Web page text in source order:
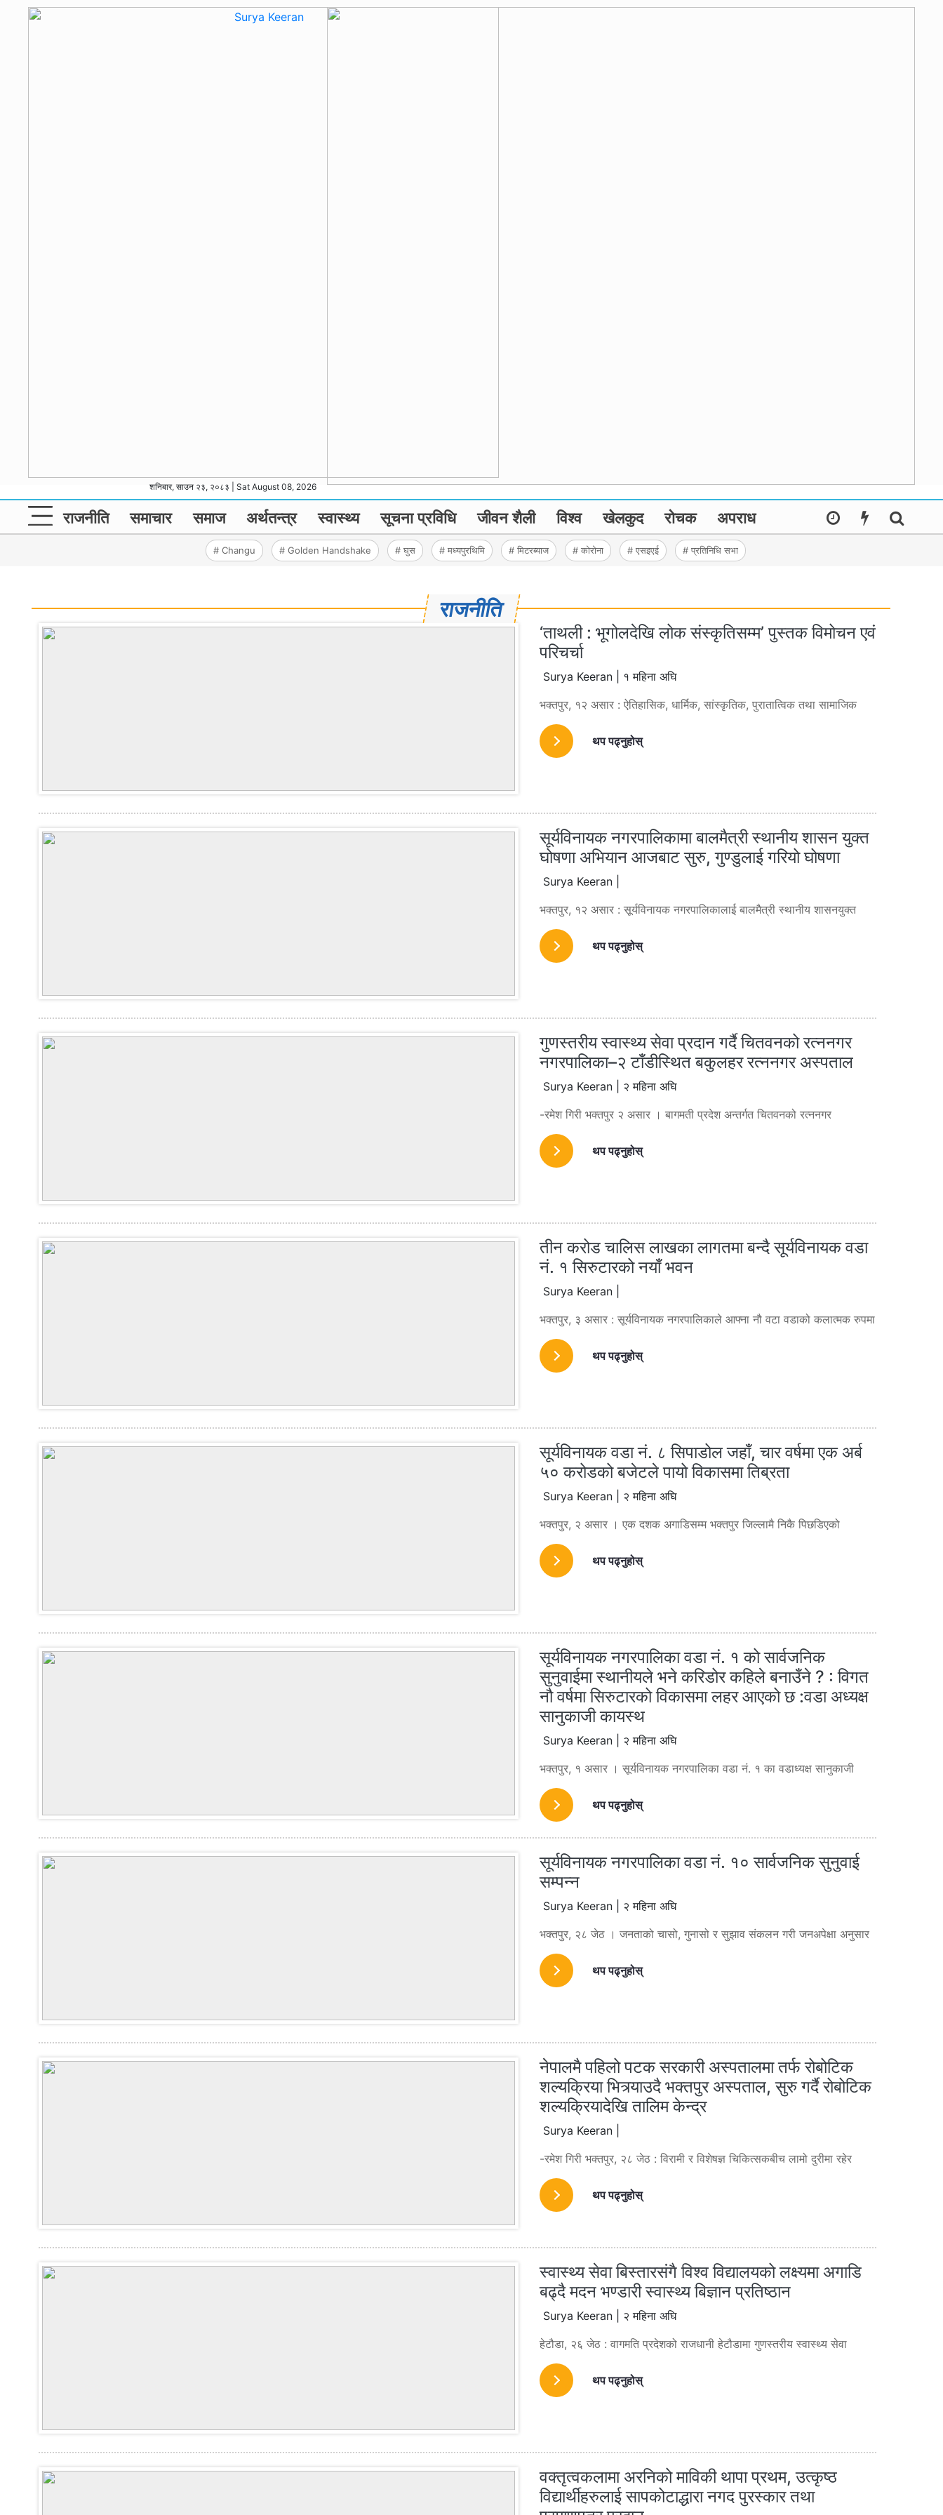
शनिबार, साउन २३, २०८३ | Sat August 08, 2026
राजनीति समाचार समाज अर्थतन्‍त्र स्वास्थ्य सूचना प्रविधि जीवन शैली विश्व खेलकुद रोचक अपराध
# Changu # Golden Handshake # घुस # मध्यपुरथिमि # मिटरब्याज # कोरोना # एसइएई # प्रतिनिधि सभा
राजनीति
‘ताथली : भूगोलदेखि लोक संस्कृतिसम्म’ पुस्तक विमोचन एवं
परिचर्चा
Surya Keeran | १ महिना अघि
भक्तपुर, १२ असार : ऐतिहासिक, धार्मिक, सांस्कृतिक, पुरातात्विक तथा सामाजिक
थप पढ्नुहोस्
सूर्यविनायक नगरपालिकामा बालमैत्री स्थानीय शासन युक्त
घोषणा अभियान आजबाट सुरु, गुण्डुलाई गरियो घोषणा
Surya Keeran |
भक्तपुर, १२ असार : सूर्यविनायक नगरपालिकालाई बालमैत्री स्थानीय शासनयुक्त
थप पढ्नुहोस्
गुणस्तरीय स्वास्थ्य सेवा प्रदान गर्दै चितवनको रत्ननगर
नगरपालिका–२ टाँडीस्थित बकुलहर रत्ननगर अस्पताल
Surya Keeran | २ महिना अघि
-रमेश गिरी भक्तपुर २ असार । बागमती प्रदेश अन्तर्गत चितवनको रत्ननगर
थप पढ्नुहोस्
तीन करोड चालिस लाखका लागतमा बन्दै सूर्यविनायक वडा
नं. १ सिरुटारको नयाँ भवन
Surya Keeran |
भक्तपुर, ३ असार : सूर्यविनायक नगरपालिकाले आफ्ना नौ वटा वडाको कलात्मक रुपमा
थप पढ्नुहोस्
सूर्यविनायक वडा नं. ८ सिपाडोल जहाँ, चार वर्षमा एक अर्ब
५० करोडको बजेटले पायो विकासमा तिब्रता
Surya Keeran | २ महिना अघि
भक्तपुर, २ असार । एक दशक अगाडिसम्म भक्तपुर जिल्लामै निकै पिछडिएको
थप पढ्नुहोस्
सूर्यविनायक नगरपालिका वडा नं. १ को सार्वजनिक
सुनुवाईमा स्थानीयले भने करिडोर कहिले बनाउँने ? : विगत
नौ वर्षमा सिरुटारको विकासमा लहर आएको छ :वडा अध्यक्ष
सानुकाजी कायस्थ
Surya Keeran | २ महिना अघि
भक्तपुर, १ असार । सूर्यविनायक नगरपालिका वडा नं. १ का वडाध्यक्ष सानुकाजी
थप पढ्नुहोस्
सूर्यविनायक नगरपालिका वडा नं. १० सार्वजनिक सुनुवाई
सम्पन्न
Surya Keeran | २ महिना अघि
भक्तपुर, २८ जेठ । जनताको चासो, गुनासो र सुझाव संकलन गरी जनअपेक्षा अनुसार
थप पढ्नुहोस्
नेपालमै पहिलो पटक सरकारी अस्पतालमा तर्फ रोबोटिक
शल्यक्रिया भित्र्याउदै भक्तपुर अस्पताल, सुरु गर्दै रोबोटिक
शल्यक्रियादेखि तालिम केन्द्र
Surya Keeran |
-रमेश गिरी भक्तपुर, २८ जेठ : विरामी र विशेषज्ञ चिकित्सकबीच लामो दुरीमा रहेर
थप पढ्नुहोस्
स्वास्थ्य सेवा बिस्तारसंगै विश्व विद्यालयको लक्ष्यमा अगाडि
बढ्दै मदन भण्डारी स्वास्थ्य बिज्ञान प्रतिष्ठान
Surya Keeran | २ महिना अघि
हेटौडा, २६ जेठ : वागमति प्रदेशको राजधानी हेटौडामा गुणस्तरीय स्वास्थ्य सेवा
थप पढ्नुहोस्
वक्तृत्वकलामा अरनिको माविकी थापा प्रथम, उत्कृष्ठ
विद्यार्थीहरुलाई सापकोटाद्धारा नगद पुरस्कार तथा